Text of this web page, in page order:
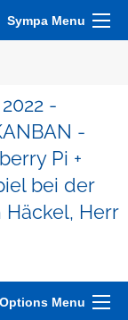
Sympa Menu
-
-
Pi +
bei der
Häckel, Herr
Menu